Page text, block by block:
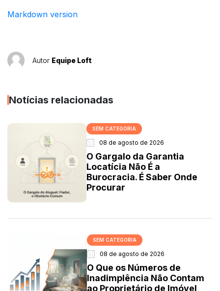
Markdown version
Autor Equipe Loft
Notícias relacionadas
SEM CATEGORIA
08 de agosto de 2026
O Gargalo da Garantia
Locatícia Não É a
Burocracia. É Saber Onde
Procurar
SEM CATEGORIA
08 de agosto de 2026
O Que os Números de
Inadimplência Não Contam
ao Proprietário de Imóvel